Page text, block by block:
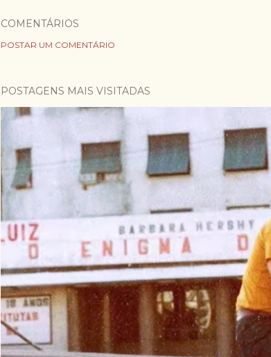
COMENTÁRIOS
POSTAR UM COMENTÁRIO
POSTAGENS MAIS VISITADAS